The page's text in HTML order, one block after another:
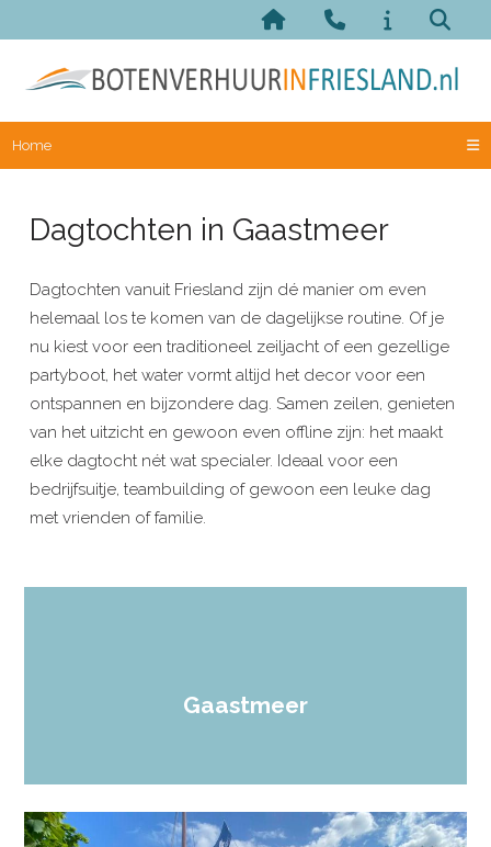
Home
Dagtochten in Gaastmeer
Dagtochten vanuit Friesland zijn dé manier om even
helemaal los te komen van de dagelijkse routine. Of je
nu kiest voor een traditioneel zeiljacht of een gezellige
partyboot, het water vormt altijd het decor voor een
ontspannen en bijzondere dag. Samen zeilen, genieten
van het uitzicht en gewoon even offline zijn: het maakt
elke dagtocht nét wat specialer. Ideaal voor een
bedrijfsuitje, teambuilding of gewoon een leuke dag
met vrienden of familie.
Gaastmeer